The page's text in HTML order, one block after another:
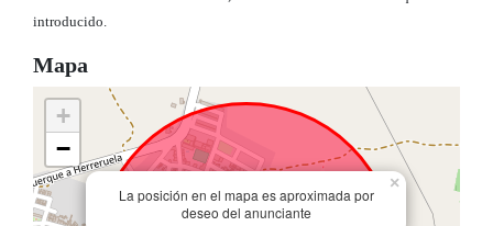
introducido.
Mapa
La posición en el mapa es aproximada por
deseo del anunciante
×
+
−